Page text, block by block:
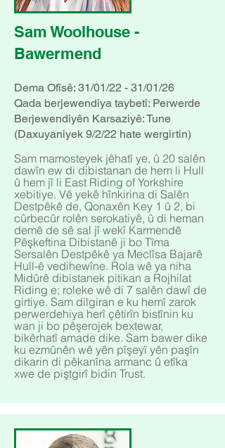
Sam Woolhouse -
Bawermend
Dema Ofîsê: 31/01/22 - 31/01/26
Qada berjewendiya taybetî: Perwerde
Berjewendiyên Karsaziyê: Tune
(Daxuyaniyek 9/2/22 hate wergirtin)
Sam mamosteyek jêhatî ye, û 20 salên
dawîn ew di dibistanan de hem li Hull
û hem jî li East Riding of Yorkshire
xebitiye. Vê yekê hînkirina di Salên
Destpêkê de, Qonaxên Key 1 û 2, bi
cûrbecûr rolên serokatiyê, û di heman
demê de sê sal jî wekî Karmendê
Pêşkeftina Dibistanê ji bo Tîma
Sersalên Destpêkê ya Meclîsa Bajarê
Hull-ê vedihewîne. Rola wê ya niha
Midûrê dibistanek pitikan a Rojhilat
Riding e; roleke wê di 7 salên dawî de
girtiye. Sam dilgiran e ku hemî zarok
perwerdehiya herî çêtirîn bistînin ku
wan ji bo pêşerojek bextewar,
bikêrhatî amade dike. Sam bawer dike
ku ezmûnên wê yên pîşeyî yên paşîn
dikarin di pêkanîna armanc û etîka
xwe de piştgirî bidin Trust.